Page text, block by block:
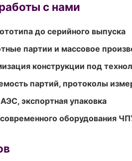
с нами
до серийного выпуска
партии и массовое
конструкции под
партий, протоколы
экспортная упаковка
оборудования